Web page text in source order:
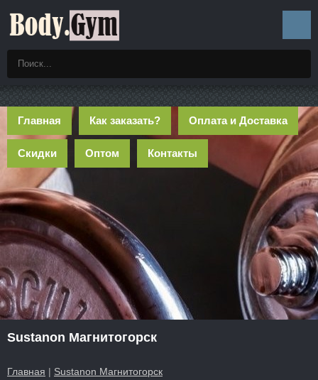
Главная Как заказать? Оплата и Доставка
Скидки Оптом Контакты
Sustanon Магнитогорск
Главная | Sustanon Магнитогорск